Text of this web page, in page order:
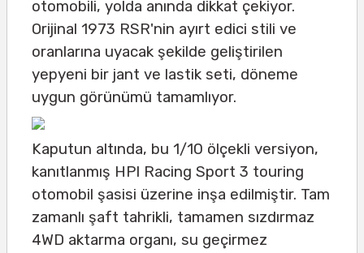
otomobili, yolda anında dikkat çekiyor.
Orijinal 1973 RSR'nin ayırt edici stili ve
oranlarına uyacak şekilde geliştirilen
yepyeni bir jant ve lastik seti, döneme
uygun görünümü tamamlıyor.
Kaputun altında, bu 1/10 ölçekli versiyon,
kanıtlanmış HPI Racing Sport 3 touring
otomobil şasisi üzerine inşa edilmiştir. Tam
zamanlı şaft tahrikli, tamamen sızdırmaz
4WD aktarma organı, su geçirmez